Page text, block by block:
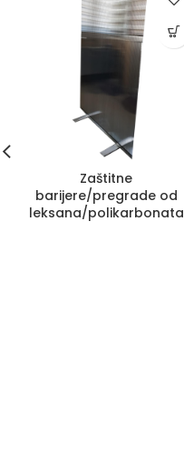
Zaštitne
barijere/pregrade od
leksana/polikarbonata